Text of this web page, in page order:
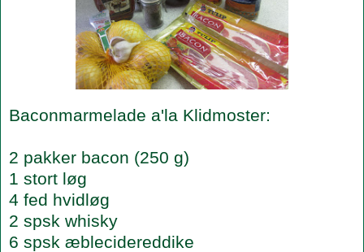
Baconmarmelade a'la Klidmoster:
2 pakker bacon (250 g)
1 stort løg
4 fed hvidløg
2 spsk whisky
6 spsk æblecidereddike